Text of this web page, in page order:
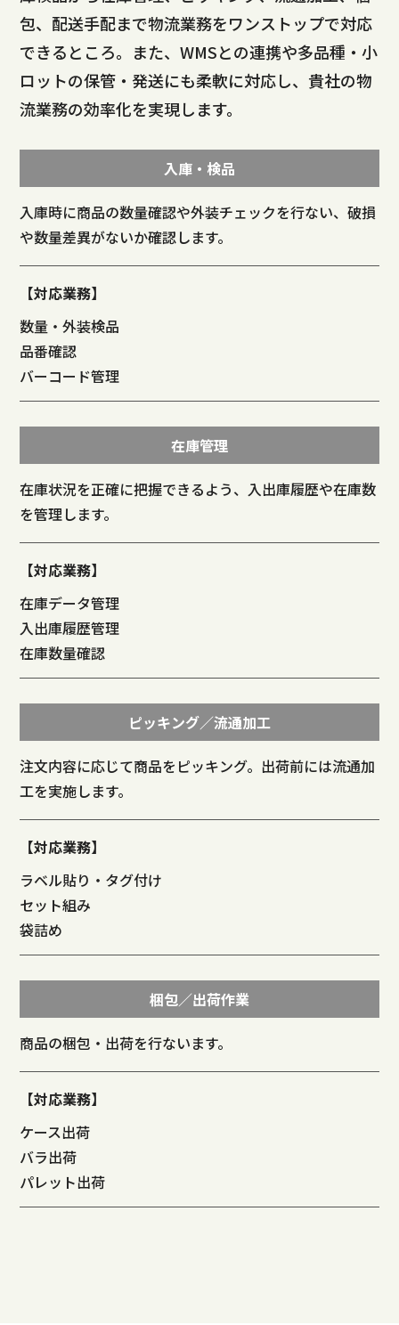
包、配送手配まで物流業務をワンストップで対応
できるところ。また、WMSとの連携や多品種・小
ロットの保管・発送にも柔軟に対応し、貴社の物
流業務の効率化を実現します。
入庫・検品
入庫時に商品の数量確認や外装チェックを行ない、破損
や数量差異がないか確認します。
【対応業務】
数量・外装検品
品番確認
バーコード管理
在庫管理
在庫状況を正確に把握できるよう、入出庫履歴や在庫数
を管理します。
【対応業務】
在庫データ管理
入出庫履歴管理
在庫数量確認
ピッキング／流通加工
注文内容に応じて商品をピッキング。出荷前には流通加
工を実施します。
【対応業務】
ラベル貼り・タグ付け
セット組み
袋詰め
梱包／出荷作業
商品の梱包・出荷を行ないます。
【対応業務】
ケース出荷
バラ出荷
パレット出荷